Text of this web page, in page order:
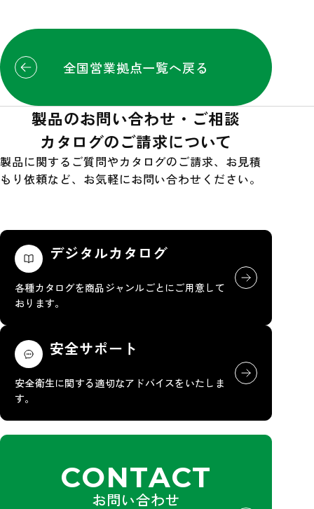
全国営業拠点一覧へ戻る
製品のお問い合わせ・ご相談
カタログのご請求について
製品に関するご質問やカタログのご請求、お見積
もり依頼など、お気軽にお問い合わせください。
デジタルカタログ
各種カタログを商品ジャンルごとにご用意して
おります。
安全サポート
安全衛生に関する適切なアドバイスをいたしま
す。
CONTACT
お問い合わせ